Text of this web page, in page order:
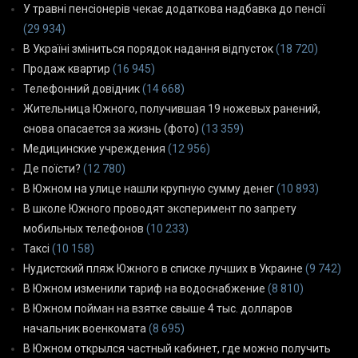
У травні пенсіонерів чекає додаткова надбавка до пенсії
(29 934)
В Україні зміниться порядок надання відпусток(18 720)
Продаж квартир (16 945)
Телефонний довідник(14 668)
Жительница Южного, получившая 19 ножевых ранений,
снова опасается за жизнь (фото) (13 359)
Медицинские учреждения (12 956)
Де поїсти? (12 780)
В Южном на улице нашли крупную сумму денег(10 893)
В школе Южного проводят эксперимент по запрету
мобильных телефонов (10 233)
Таксі (10 158)
Нудистский пляж Южного в списке лучших в Украине (9 742)
В Южном изменили тариф на водоснабжение (8 810)
В Южном пойман на взятке свыше 4 тыс. долларов
начальник военкомата (8 695)
В Южном открылся частный кабинет, где можно получить